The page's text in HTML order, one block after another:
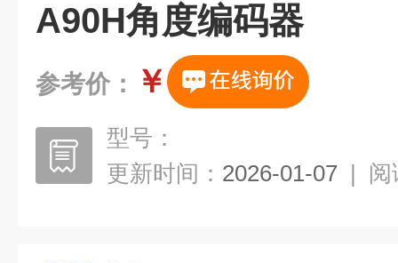
A90H角度编码器
参考价： ￥
型号：
更新时间： 2026-01-07 | 阅